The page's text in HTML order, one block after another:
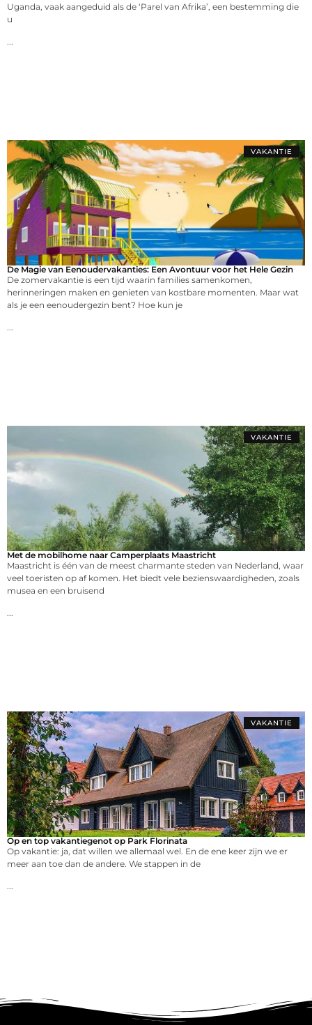
Uganda, vaak aangeduid als de ‘Parel van Afrika’, een bestemming die
u
...
VAKANTIE
De Magie van Eenoudervakanties: Een Avontuur voor het Hele Gezin
De zomervakantie is een tijd waarin families samenkomen,
herinneringen maken en genieten van kostbare momenten. Maar wat
als je een eenoudergezin bent? Hoe kun je
...
VAKANTIE
Met de mobilhome naar Camperplaats Maastricht
Maastricht is één van de meest charmante steden van Nederland, waar
veel toeristen op af komen. Het biedt vele bezienswaardigheden, zoals
musea en een bruisend
...
VAKANTIE
Op en top vakantiegenot op Park Florinata
Op vakantie: ja, dat willen we allemaal wel. En de ene keer zijn we er
meer aan toe dan de andere. We stappen in de
...